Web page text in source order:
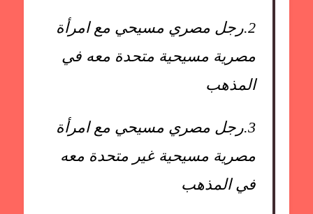
2. رجل مصري مسيحي مع امرأة
مصرية مسيحية متحدة معه في
المذهب
3. رجل مصري مسيحي مع امرأة
مصرية مسيحية غير متحدة معه
في المذهب